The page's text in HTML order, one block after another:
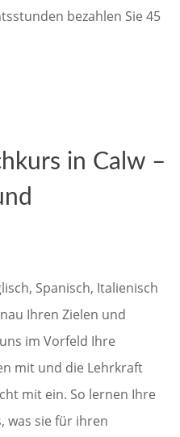
bezahlen Sie 45
in Calw –
Spanisch, Italienisch
Ihren Zielen und
im Vorfeld Ihre
mit und die Lehrkraft
mit ein. So lernen Ihre
was sie für ihren